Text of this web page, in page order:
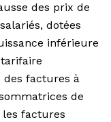
des prix de
dotées
inférieure
des factures à
de
les factures